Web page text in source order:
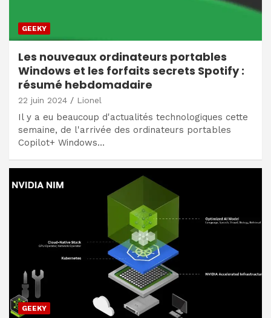
GEEKY
Les nouveaux ordinateurs portables
Windows et les forfaits secrets Spotify :
résumé hebdomadaire
22 juin 2024 Lionel
Il y a eu beaucoup d'actualités technologiques cette
semaine, de l'arrivée des ordinateurs portables
Copilot+ Windows…
GEEKY